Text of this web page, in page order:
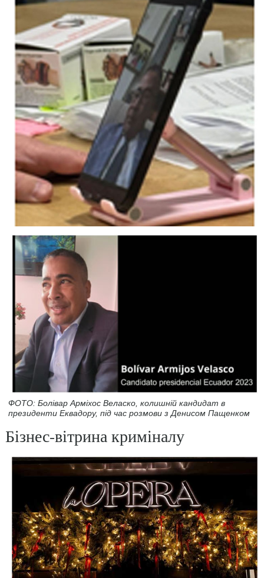
ФОТО: Болівар Арміхос Веласко, колишній кандидат в
президенти Еквадору, під час розмови з Денисом Пащенком
Бізнес-вітрина криміналу